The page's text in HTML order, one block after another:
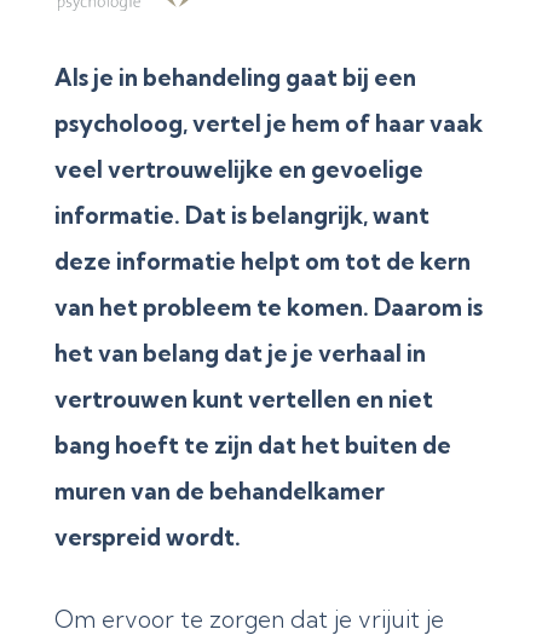
Als je in behandeling gaat bij een
psycholoog, vertel je hem of haar vaak
veel vertrouwelijke en gevoelige
informatie. Dat is belangrijk, want
deze informatie helpt om tot de kern
van het probleem te komen. Daarom is
het van belang dat je je verhaal in
vertrouwen kunt vertellen en niet
bang hoeft te zijn dat het buiten de
muren van de behandelkamer
verspreid wordt.
Om ervoor te zorgen dat je vrijuit je